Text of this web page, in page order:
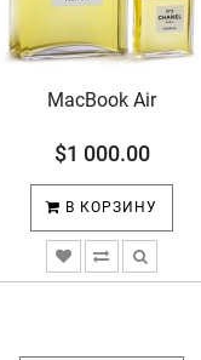
MacBook Air
$1 000.00
В КОРЗИНУ